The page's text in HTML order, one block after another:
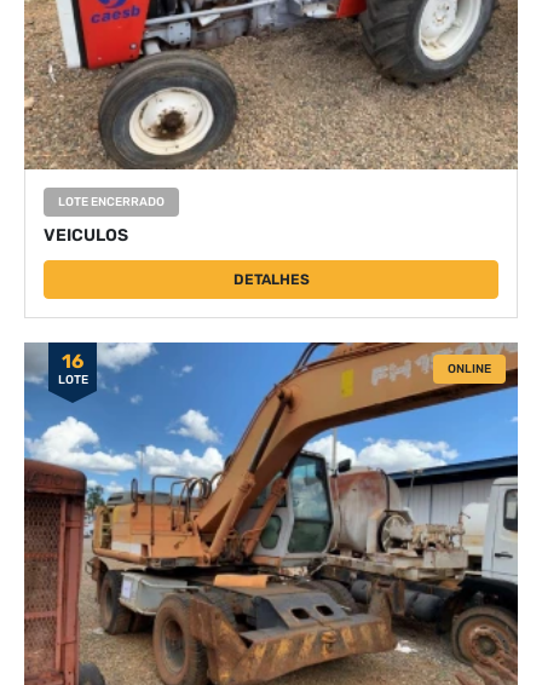
LOTE ENCERRADO
VEICULOS
DETALHES
16
LOTE
ONLINE